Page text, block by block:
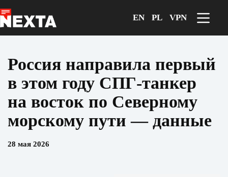
к
сути
EN PL VPN
Россия направила первый
в этом году СПГ-танкер
на восток по Северному
морскому пути — данные
28 мая 2026